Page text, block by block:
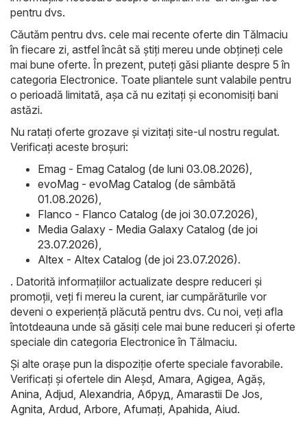
pentru dvs.
Căutăm pentru dvs. cele mai recente oferte din Tălmaciu
în fiecare zi, astfel încât să știți mereu unde obțineți cele
mai bune oferte. În prezent, puteți găsi pliante despre 5 în
categoria Electronice. Toate pliantele sunt valabile pentru
o perioadă limitată, așa că nu ezitați și economisiți bani
astăzi.
Nu ratați oferte grozave și vizitați site-ul nostru regulat.
Verificați aceste broșuri:
Emag - Emag Catalog (de luni 03.08.2026)
evoMag - evoMag Catalog (de sâmbătă
01.08.2026)
Flanco - Flanco Catalog (de joi 30.07.2026)
Media Galaxy - Media Galaxy Catalog (de joi
23.07.2026)
Altex - Altex Catalog (de joi 23.07.2026).
. Datorită informațiilor actualizate despre reduceri și
promoții, veți fi mereu la curent, iar cumpărăturile vor
deveni o experiență plăcută pentru dvs. Cu noi, veți afla
întotdeauna unde să găsiți cele mai bune reduceri și oferte
speciale din categoria Electronice în Tălmaciu.
Și alte orașe pun la dispoziție oferte speciale favorabile.
Verificați și ofertele din Aleşd Amara Agigea Agăş
Anina Adjud Alexandria Абруд Amarastii De Jos
Agnita Ardud Arbore Afumaţi Apahida Aiud.